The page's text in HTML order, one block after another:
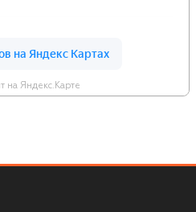
на Яндекс.Карте